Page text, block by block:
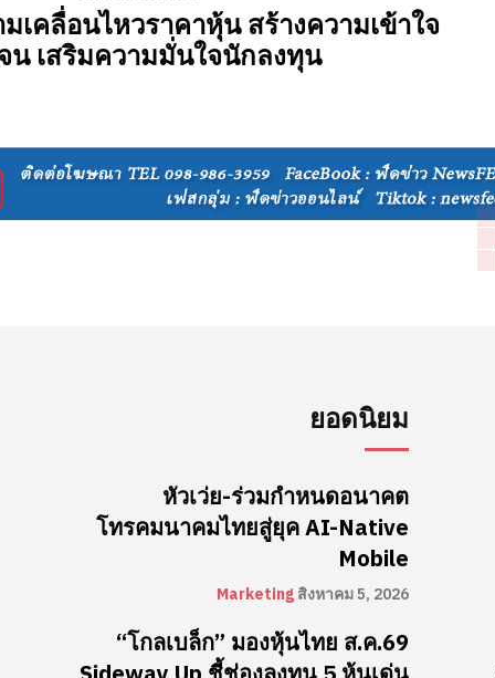
เคลื่อนไหวราคาหุ้น สร้างความเข้าใจ
น เสริมความมั่นใจนักลงทุน
ยอดนิยม
หัวเว่ย-ร่วมกำหนดอนาคต
โทรคมนาคมไทยสู่ยุค AI-Native
Mobile
Marketing สิงหาคม 5, 2026
“โกลเบล็ก” มองหุ้นไทย ส.ค.69